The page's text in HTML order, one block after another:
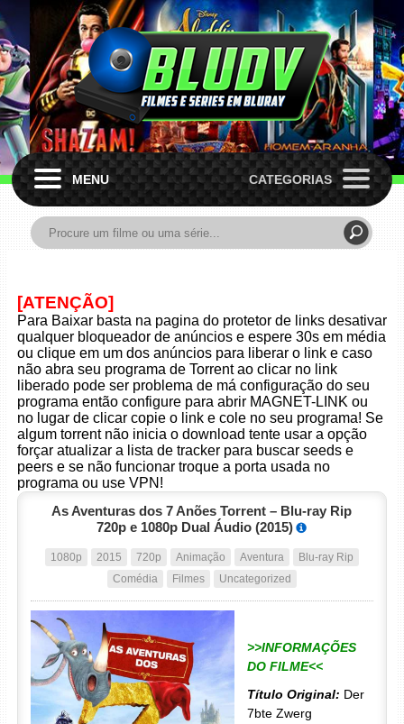
MENU CATEGORIAS
[ATENÇÃO]
Para Baixar basta na pagina do protetor de links desativar
qualquer bloqueador de anúncios e espere 30s em média
ou clique em um dos anúncios para liberar o link e caso
não abra seu programa de Torrent ao clicar no link
liberado pode ser problema de má configuração do seu
programa então configure para abrir MAGNET-LINK ou
no lugar de clicar copie o link e cole no seu programa! Se
algum torrent não inicia o download tente usar a opção
forçar atualizar a lista de tracker para buscar seeds e
peers e se não funcionar troque a porta usada no
programa ou use VPN!
As Aventuras dos 7 Anões Torrent – Blu-ray Rip
720p e 1080p Dual Áudio (2015)
1080p 2015 720p Animação Aventura
Blu-ray Rip
Comédia
Filmes Uncategorized
>>INFORMAÇÕES
DO FILME<<
Título Original: Der
7bte Zwerg